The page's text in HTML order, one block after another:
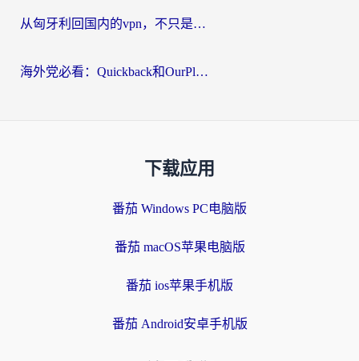
从匈牙利回国内的vpn，不只是为了刷剧那么简单
海外党必看：Quickback和OurPlay好用吗？3分钟选对回国加速器，无缝刷剧玩游戏
下载应用
番茄 Windows PC电脑版
番茄 macOS苹果电脑版
番茄 ios苹果手机版
番茄 Android安卓手机版